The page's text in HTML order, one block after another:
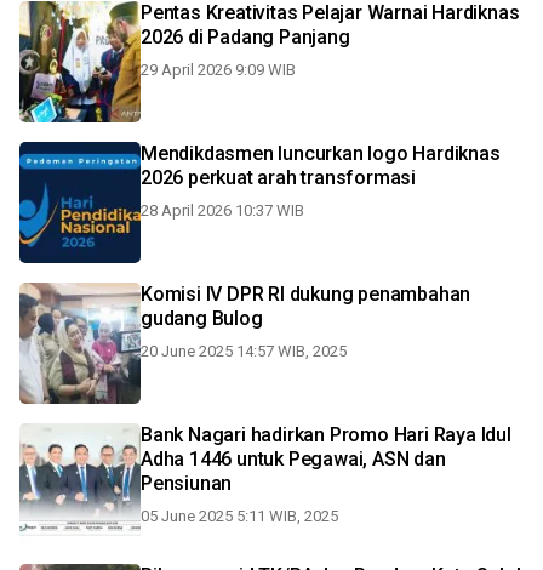
Pentas Kreativitas Pelajar Warnai Hardiknas
2026 di Padang Panjang
29 April 2026 9:09 WIB
Mendikdasmen luncurkan logo Hardiknas
2026 perkuat arah transformasi
28 April 2026 10:37 WIB
Komisi IV DPR RI dukung penambahan
gudang Bulog
20 June 2025 14:57 WIB, 2025
Bank Nagari hadirkan Promo Hari Raya Idul
Adha 1446 untuk Pegawai, ASN dan
Pensiunan
05 June 2025 5:11 WIB, 2025